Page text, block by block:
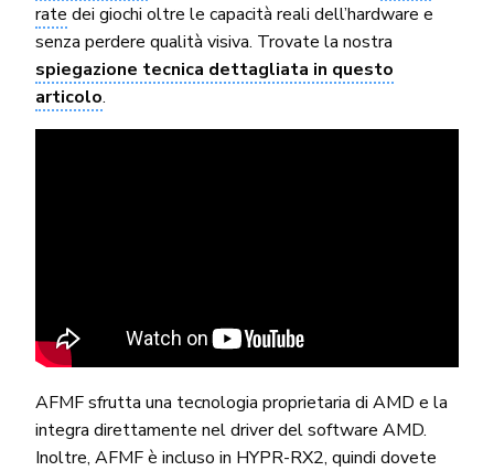
rate dei giochi oltre le capacità reali dell’hardware e
senza perdere qualità visiva. Trovate la nostra
spiegazione tecnica dettagliata in questo
articolo.
AFMF sfrutta una tecnologia proprietaria di AMD e la
integra direttamente nel driver del software AMD.
Inoltre, AFMF è incluso in HYPR-RX2, quindi dovete